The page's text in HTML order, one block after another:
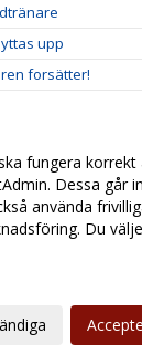
upp
forsätter!
2023 och ett
Formkurva ger
fungera korrekt
Dessa går
använda
Du